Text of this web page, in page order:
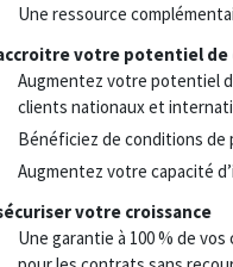
Une ressource
votre potentiel de
Augmentez votre potentiel
clients nationaux et
Bénéficiez de conditions de
Augmentez votre capacité
votre croissance
Une garantie à 100 % de